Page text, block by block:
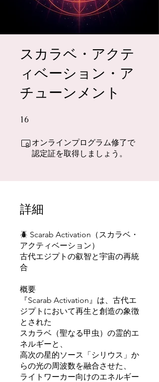
スカラベ・アクテ
ィベーション・ア
チューンメント
16
オンラインプログラム修了で
認定証を取得しましょう。
詳細
🪲 Scarab Activation（スカラベ・
アクティベーション）
古代エジプトの叡智と宇宙の再統
合
概要
『Scarab Activation』は、古代エ
ジプトにおいて再生と創造の象徴
とされた
スカラベ（聖なる甲虫）の霊的エ
ネルギーと、
高次の星的ソース「シリウス」か
らの光の周波数を融合させた、
ライトワーカー向けのエネルギー